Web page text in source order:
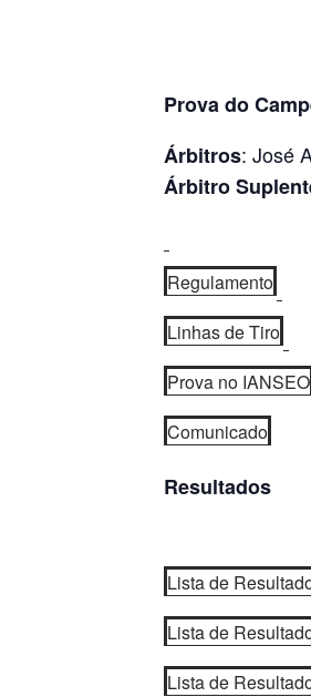
Prova do
Árbitros: José
Árbitro
Regulamento
Linhas de Tiro
Prova no IANSEO
Comunicado
Resultados
Lista de
Lista de
Lista de